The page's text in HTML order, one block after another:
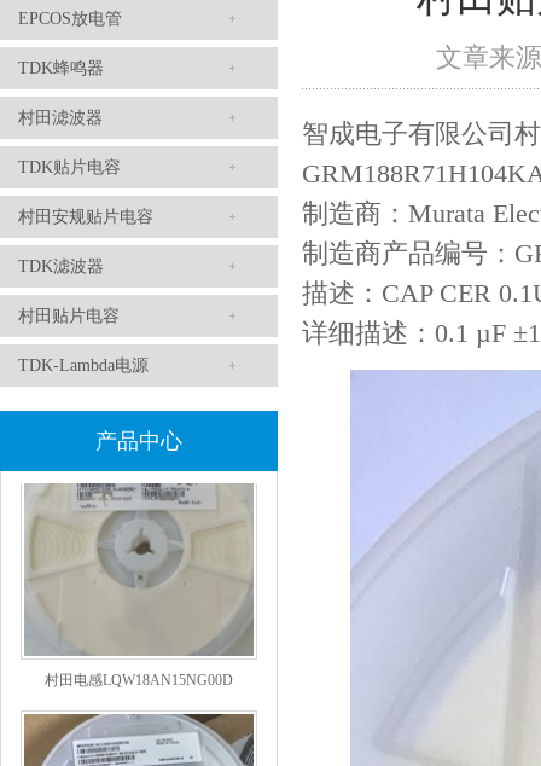
EPCOS放电管
TDK蜂鸣器
村田滤波器
TDK贴片电容
村田安规贴片电容
TDK滤波器
村田贴片电容
TDK-Lambda电源
产品中心
TDK滤波器ACM2012-202-2P-T002参数
村田磁珠BLM18AG102SH1D
村田电感LQW18AN15NG00D
文章来
智成电子有限公司
制造商：Murata
制造商产品编号：
描述：CAP CER
详细描述：0.1 µF